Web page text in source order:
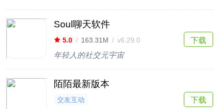
Soul聊天软件
5.0 / 163.31M / v6.29.0
年轻人的社交元宇宙
下载
陌陌最新版本
交友互动
下载